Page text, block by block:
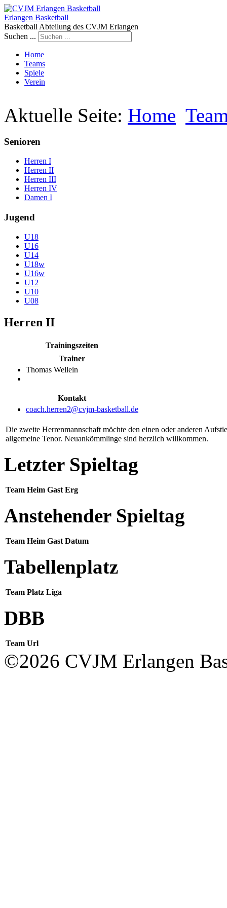
Erlangen Basketball
Basketball Abteilung des CVJM Erlangen
Suchen ...
Home
Teams
Spiele
Verein
Aktuelle Seite: Home
Senioren
Herren I
Herren II
Herren III
Herren IV
Damen I
Jugend
U18
U16
U14
U18w
U16w
U12
U10
U08
Herren II
Trainingszeiten
Trainer
Thomas Wellein
Kontakt
Die zweite Herrenmannschaft möchte den einen oder anderen
allgemeine Tenor. Neuankömmlinge sind herzlich willkommen.
Letzter Spieltag
Team Heim Gast Erg
Anstehender Spieltag
Team Heim Gast Datum
Tabellenplatz
Team Platz Liga
DBB
Team Url
©2026 CVJM Erlangen